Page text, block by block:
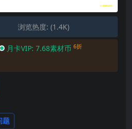
浏览热度: (1.4K)
月卡VIP: 7.68素材币 6折
题